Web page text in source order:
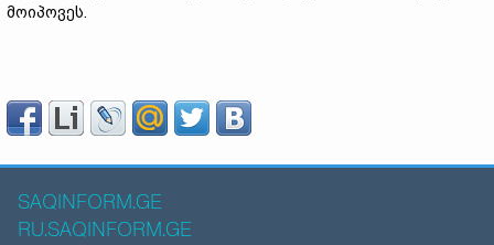
მოიპოვეს.
SAQINFORM.GE
RU.SAQINFORM.GE